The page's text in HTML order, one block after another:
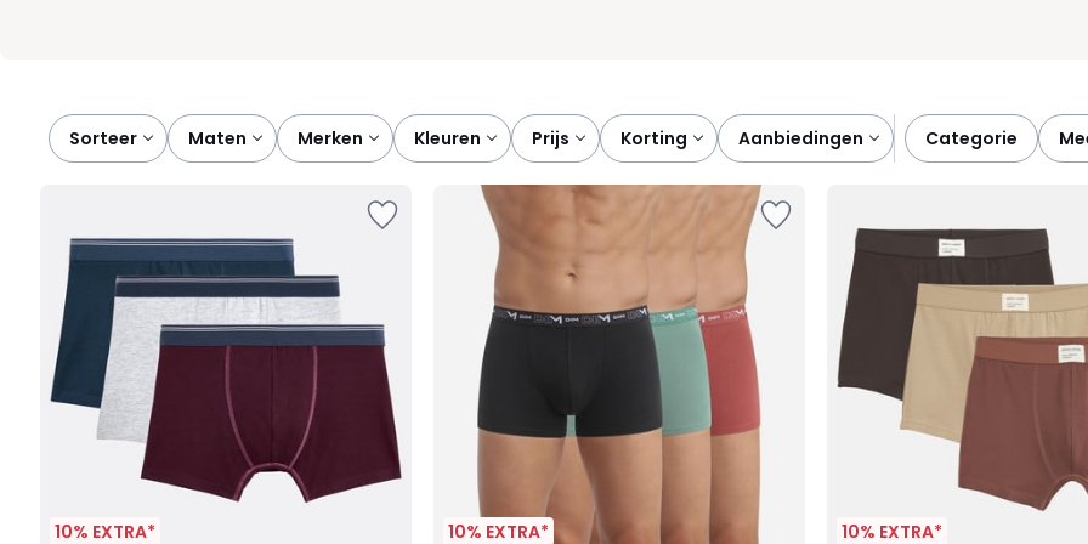
Sorteer
maten merken kleuren prijs korting aanbiedingen categorie
10% EXTRA* 10% EXTRA* 10% EXTRA*